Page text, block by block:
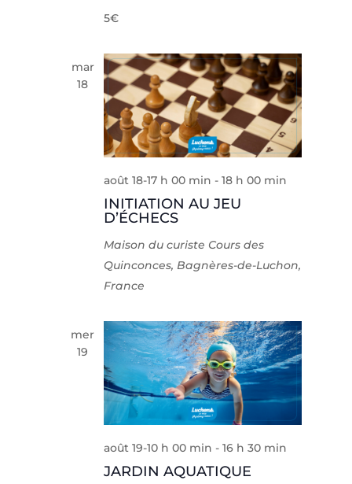
5€
mar
18
INITIATION AU JEU
D’ÉCHECS
août 18-17 h 00 min -18 h 00 min
Maison du curiste Cours des
Quinconces, Bagnères-de-Luchon,
France
mer
19
JARDIN AQUATIQUE
août 19-10 h 00 min -16 h 30 min